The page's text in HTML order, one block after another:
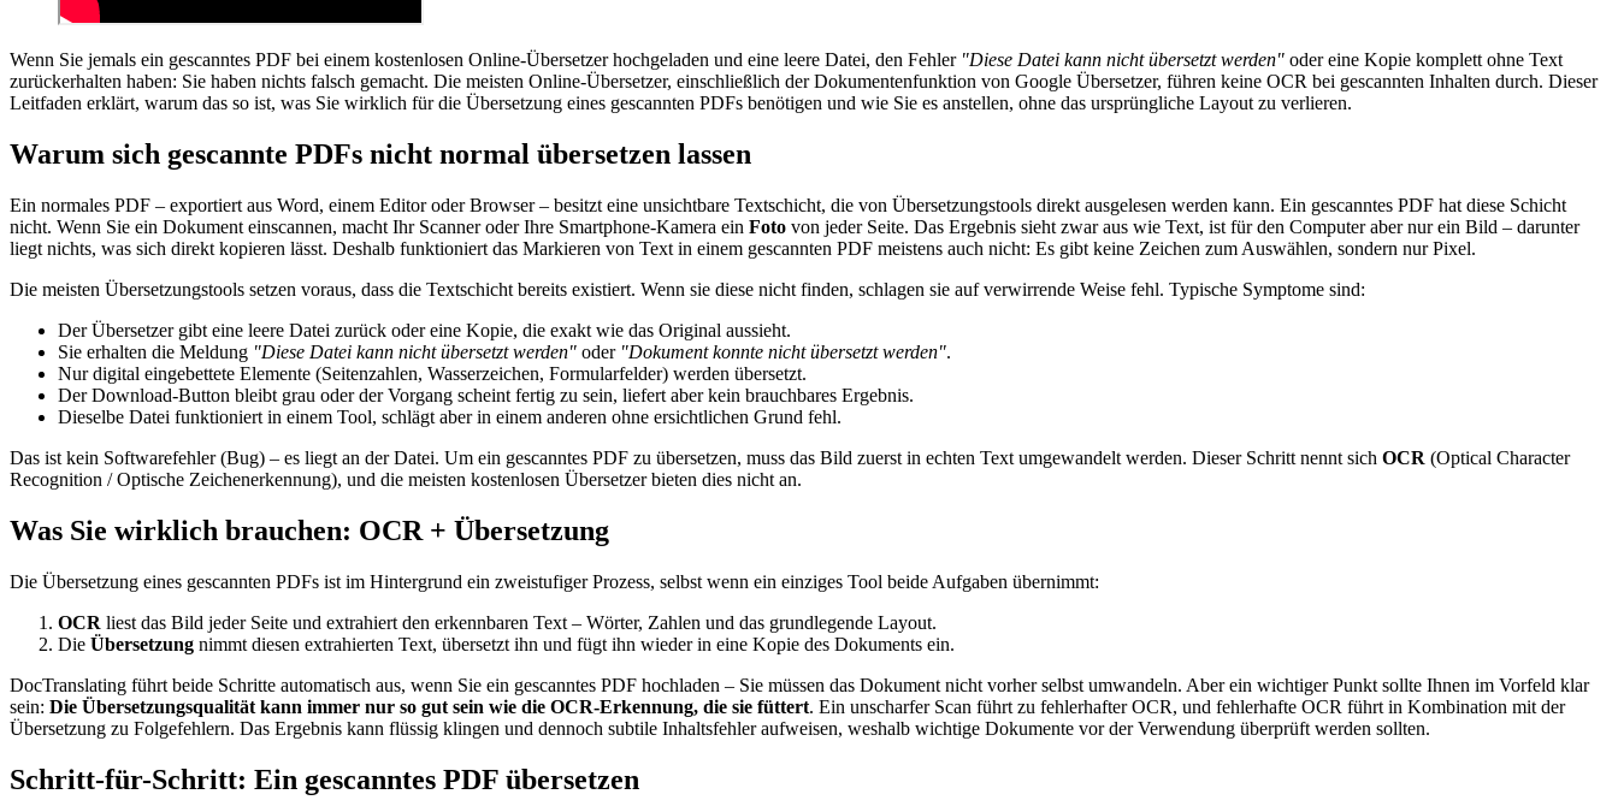
Wenn Sie jemals ein gescanntes PDF bei einem kostenlosen Online-Übersetzer hochgeladen und eine leere Datei, den Fehler "Diese Datei kann nicht übersetzt werden" oder eine Kopie komplett ohne Text
zurückerhalten haben: Sie haben nichts falsch gemacht. Die meisten Online-Übersetzer, einschließlich der Dokumentenfunktion von Google Übersetzer, führen keine OCR bei gescannten Inhalten durch. Dieser
Leitfaden erklärt, warum das so ist, was Sie wirklich für die Übersetzung eines gescannten PDFs benötigen und wie Sie es anstellen, ohne das ursprüngliche Layout zu verlieren.
Warum sich gescannte PDFs nicht normal übersetzen lassen
Ein normales PDF – exportiert aus Word, einem Editor oder Browser – besitzt eine unsichtbare Textschicht, die von Übersetzungstools direkt ausgelesen werden kann. Ein gescanntes PDF hat diese Schicht
nicht. Wenn Sie ein Dokument einscannen, macht Ihr Scanner oder Ihre Smartphone-Kamera ein Foto von jeder Seite. Das Ergebnis sieht zwar aus wie Text, ist für den Computer aber nur ein Bild – darunter
liegt nichts, was sich direkt kopieren lässt. Deshalb funktioniert das Markieren von Text in einem gescannten PDF meistens auch nicht: Es gibt keine Zeichen zum Auswählen, sondern nur Pixel.
Die meisten Übersetzungstools setzen voraus, dass die Textschicht bereits existiert. Wenn sie diese nicht finden, schlagen sie auf verwirrende Weise fehl. Typische Symptome sind:
Der Übersetzer gibt eine leere Datei zurück oder eine Kopie, die exakt wie das Original aussieht.
Sie erhalten die Meldung "Diese Datei kann nicht übersetzt werden" oder "Dokument konnte nicht übersetzt werden".
Nur digital eingebettete Elemente (Seitenzahlen, Wasserzeichen, Formularfelder) werden übersetzt.
Der Download-Button bleibt grau oder der Vorgang scheint fertig zu sein, liefert aber kein brauchbares Ergebnis.
Dieselbe Datei funktioniert in einem Tool, schlägt aber in einem anderen ohne ersichtlichen Grund fehl.
Das ist kein Softwarefehler (Bug) – es liegt an der Datei. Um ein gescanntes PDF zu übersetzen, muss das Bild zuerst in echten Text umgewandelt werden. Dieser Schritt nennt sich OCR (Optical Character
Recognition / Optische Zeichenerkennung), und die meisten kostenlosen Übersetzer bieten dies nicht an.
Was Sie wirklich brauchen: OCR + Übersetzung
Die Übersetzung eines gescannten PDFs ist im Hintergrund ein zweistufiger Prozess, selbst wenn ein einziges Tool beide Aufgaben übernimmt:
OCR liest das Bild jeder Seite und extrahiert den erkennbaren Text – Wörter, Zahlen und das grundlegende Layout.
Die Übersetzung nimmt diesen extrahierten Text, übersetzt ihn und fügt ihn wieder in eine Kopie des Dokuments ein.
DocTranslating führt beide Schritte automatisch aus, wenn Sie ein gescanntes PDF hochladen – Sie müssen das Dokument nicht vorher selbst umwandeln. Aber ein wichtiger Punkt sollte Ihnen im Vorfeld klar
sein: Die Übersetzungsqualität kann immer nur so gut sein wie die OCR-Erkennung, die sie füttert. Ein unscharfer Scan führt zu fehlerhafter OCR, und fehlerhafte OCR führt in Kombination mit der
Übersetzung zu Folgefehlern. Das Ergebnis kann flüssig klingen und dennoch subtile Inhaltsfehler aufweisen, weshalb wichtige Dokumente vor der Verwendung überprüft werden sollten.
Schritt-für-Schritt: Ein gescanntes PDF übersetzen